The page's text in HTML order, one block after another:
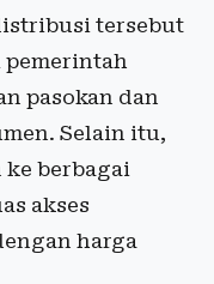
tersebut
pasokan dan
Selain itu,
ke berbagai
akses
harga